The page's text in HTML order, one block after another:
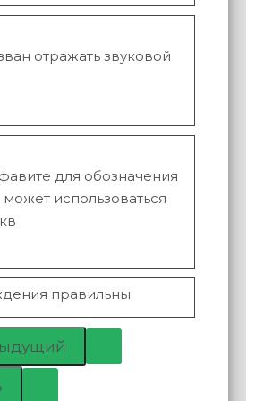
отражать звуковой
для обозначения
использоваться
правильны